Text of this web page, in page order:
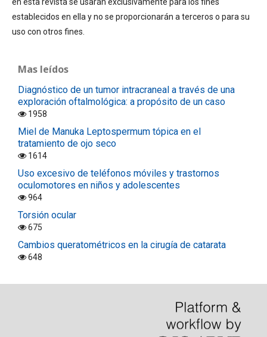
establecidos en ella y no se proporcionarán a terceros o para su
uso con otros fines.
Mas leídos
Diagnóstico de un tumor intracraneal a través de una
exploración oftalmológica: a propósito de un caso
1958
Miel de Manuka Leptospermum tópica en el
tratamiento de ojo seco
1614
Uso excesivo de teléfonos móviles y trastornos
oculomotores en niños y adolescentes
964
Torsión ocular
675
Cambios queratométricos en la cirugía de catarata
648